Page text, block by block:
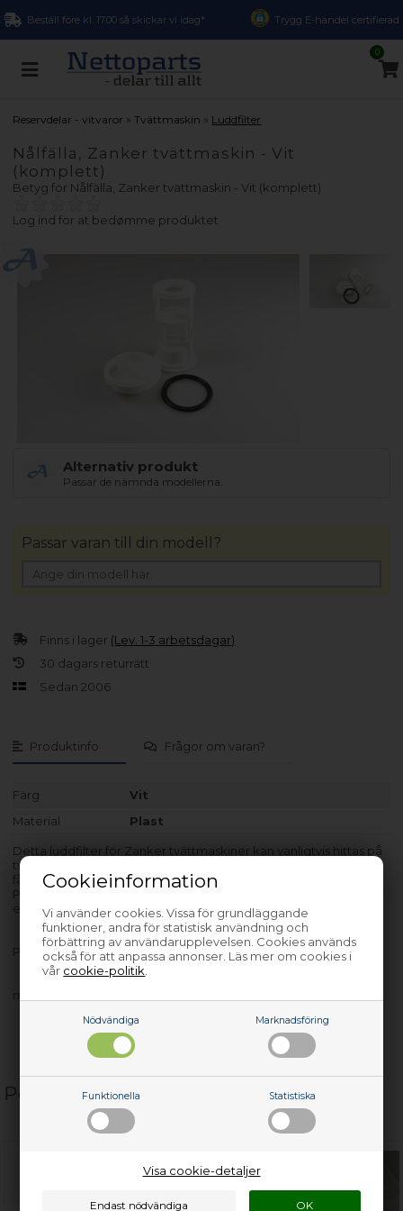
Cookieinformation
Vi använder cookies. Vissa för grundläggande
funktioner, andra för statistisk användning och
förbättring av användarupplevelsen. Cookies används
också för att anpassa annonser. Läs mer om cookies i
vår cookie-politik
Nödvändiga Marknadsföring
Funktionella Statistiska
Visa cookie-detaljer
Beställ före kl. 17.00 så skickar vi idag* Trygg E-handel certifierad
0
Reservdelar - vitvaror »Tvättmaskin » Luddfilter
Nålfälla, Zanker tvättmaskin - Vit
(komplett)
Betyg för Nålfälla, Zanker tvättmaskin - Vit (komplett)
Log ind for at bedømme produktet
Alternativ produkt
Passar de nämnda modellerna.
Produktinfo Frågor om varan?
Färg
Vit
Material
Plast
Detta luddfilter för Zanker tvättmaskiner kan vanligtvis hittas på
tvättmaskinens nedre del, bakom rensluckan. Ett luddfilter
fångar små främmande föremål och skyddar avloppspumpen.
Produkten passar endast till modeller med PNC-nr. som räknas
efter bindestreck.
PF1040 - 914211032-01
med flera…
Finns i lager (Lev. 1-3 arbetsdagar)
30 dagars returrätt
Sedan 2006
Passar varan till din modell?
Populära relaterade produkter